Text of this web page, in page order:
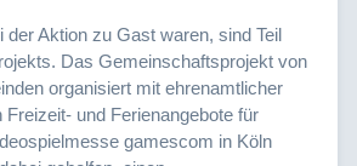
der Aktion zu Gast waren, sind Teil
Das Gemeinschaftsprojekt von
organisiert mit ehrenamtlicher
Freizeit- und Ferienangebote für
gamescom in Köln